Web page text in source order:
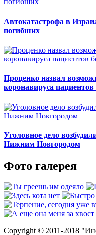
Автокатастрофа в
погибших
Проценко назвал
коронавируса пациентов
Уголовное дело
Нижним Новгородом
Фото галерея
Copyright © 2011-2018